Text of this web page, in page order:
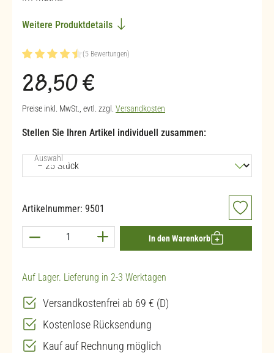
Weitere Produktdetails
(5 Bewertungen)
Regulärer Preis:
28,50 €
Preise inkl. MwSt., evtl. zzgl. Versandkosten
Stellen Sie Ihren Artikel individuell zusammen:
Auswahlauswählen
Artikelnummer: 9501
Produkt Anzahl: Gib den gewünschten Wert
In den Warenkorb
Auf Lager. Lieferung in 2-3 Werktagen
Versandkostenfrei ab 69 € (D)
Kostenlose Rücksendung
Kauf auf Rechnung möglich